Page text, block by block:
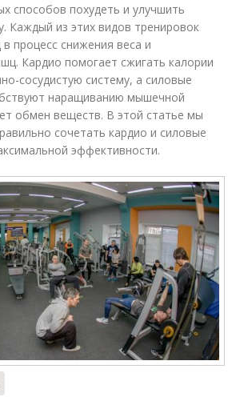
способов похудеть и улучшить
Каждый из этих видов тренировок
процесс снижения веса и
Кардио помогает сжигать калории
сосудистую систему, а силовые
наращиванию мышечной
обмен веществ. В этой статье мы
сочетать кардио и силовые
эффективности.